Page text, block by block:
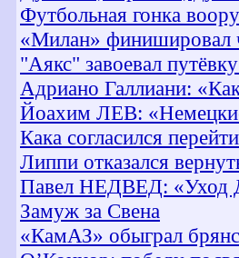
Футбольная гонка
«Милан» финишировал
"Аякс" завоевал
Адриано Галлиани:
Йоахим ЛЕВ:
Кака согласился
Липпи отказался
Павел НЕДВЕД: «Уход
Замуж за Свена
«КамАЗ» обыграл